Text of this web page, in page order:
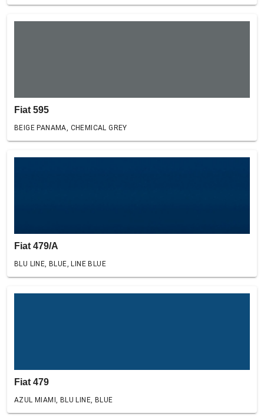
Fiat 595
BEIGE PANAMA, CHEMICAL GREY
Fiat 479/A
BLU LINE, BLUE, LINE BLUE
Fiat 479
AZUL MIAMI, BLU LINE, BLUE